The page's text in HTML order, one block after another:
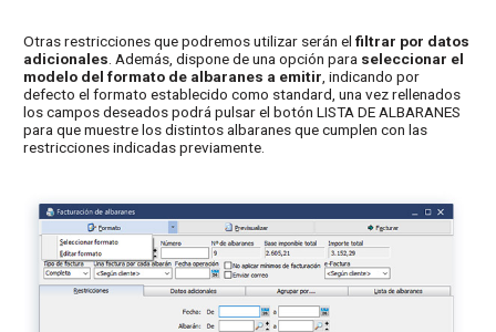
Otras restricciones que podremos utilizar serán elfiltrar por datos
adicionales . Además, dispone de una opción para seleccionar el
modelo del formato de albaranes a emitir , indicando por
defecto el formato establecido como standard, una vez rellenados
los campos deseados podrá pulsar el botón LISTA DE ALBARANES
para que muestre los distintos albaranes que cumplen con las
restricciones indicadas previamente.